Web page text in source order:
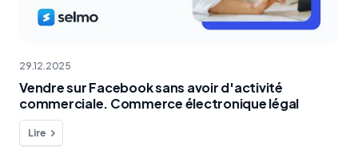
29.12.2025
Vendre sur Facebook sans avoir d'activité
commerciale. Commerce électronique légal
Lire